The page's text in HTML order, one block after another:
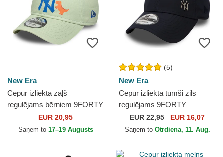
New Era
Cepur izliekta zaļš
regulējams bērniem 9FORTY
Dino Icon no New York
Yankees MLB no New Era
EUR 20,95
Saņem to 17–19 Augusts
(5)
New Era
Cepur izliekta tumši zils
regulējams 9FORTY
Flawless no New York
Yankees MLB no New Era
EUR 22,95 EUR 16,07
Saņem to Otrdiena, 11. Aug.